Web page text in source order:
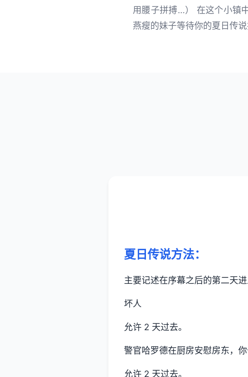
用腰子拼搏…） 在这个小镇
燕瘦的妹子等待你的夏日传
夏日传说方法：
主要记述在序幕之后的第二天进
坏人
允许 2 天过去。
警官哈罗德在厨房安慰房东，
允许 2 天过去。